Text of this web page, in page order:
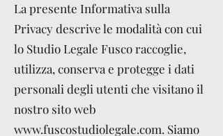
La presente Informativa sulla
Privacy descrive le modalità con cui
lo Studio Legale Fusco raccoglie,
utilizza, conserva e protegge i dati
personali degli utenti che visitano il
nostro sito web
www.fuscostudiolegale.com. Siamo